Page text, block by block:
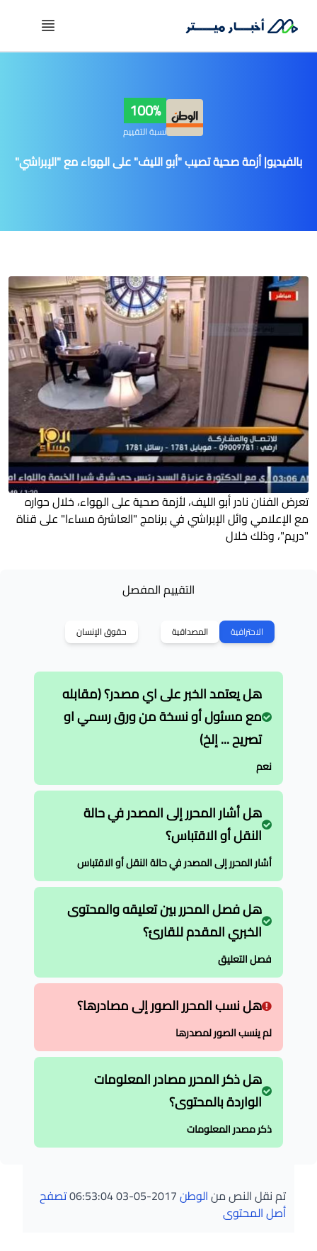
100%
نسبة التقييم
بالفيديو| أزمة صحية تصيب "أبو الليف" على الهواء مع "الإبراشي"
تعرض الفنان نادر أبو الليف، لأزمة صحية على الهواء، خلال حواره
مع الإعلامي وائل الإبراشي في برنامج "العاشرة مساءا" على قناة
"دريم"، وذلك خلال
التقييم المفصل
الاحترافية المصداقية حقوق الإنسان
هل يعتمد الخبر على اي مصدر؟ (مقابله
مع مسئول أو نسخة من ورق رسمي او
تصريح ... إلخ)
نعم
هل أشار المحرر إلى المصدر في حالة
النقل أو الاقتباس؟
أشار المحرر إلى المصدر في حالة النقل أو الاقتباس
هل فصل المحرر بين تعليقه والمحتوى
الخبري المقدم للقارئ؟
فصل التعليق
هل نسب المحرر الصور إلى مصادرها؟
لم ينسب الصور لمصدرها
هل ذكر المحرر مصادر المعلومات
الواردة بالمحتوى؟
ذكر مصدر المعلومات
تم نقل النص منالوطن
تصفح
أصل المحتوى